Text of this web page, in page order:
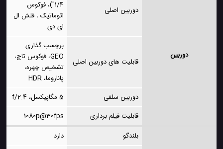
دوربین
دوربین اصلی
1/4")، فوکوس
اتوماتیک ، فلش ال
ای دی
قابلیت های دوربین اصلی
برچسب گذاری
GEO، فوکوس تاچ،
تشخیص چهره،
پاناروما، HDR
دوربین سلفی
5 مگاپیکسل، f/2.4
قابلیت فیلم برداری
1080p@30fps
بلندگو
دارد